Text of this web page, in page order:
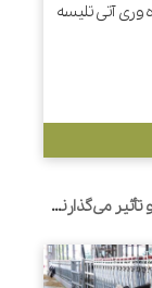
وری آتی تلیسه
افزودن دانه کلزا بر ترکیب اسیدهای چرب شیر گاو تأثیر می‌گذارند- یک متاآنالیز